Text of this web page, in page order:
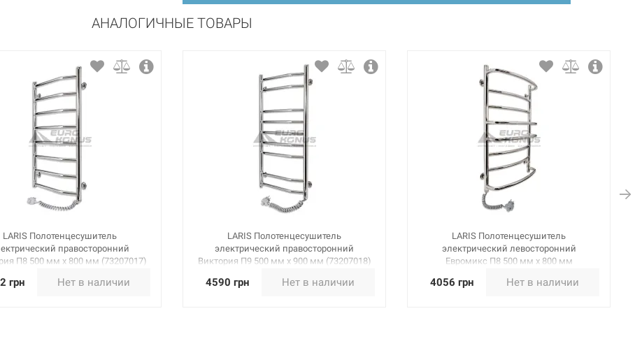
АНАЛОГИЧНЫЕ ТОВАРЫ
LARIS Полотенцесушитель
правосторонний
П8 500 мм х 800 мм (73207017)
грн Нет в наличии
LARIS Полотенцесушитель
электрический правосторонний
Виктория П9 500 мм х 900 мм (73207018)
4590 грн Нет в наличии
LARIS Полотенцесушитель
электрический левосторонний
Евромикс П8 500 мм х 800 мм
4056 грн Нет в наличии